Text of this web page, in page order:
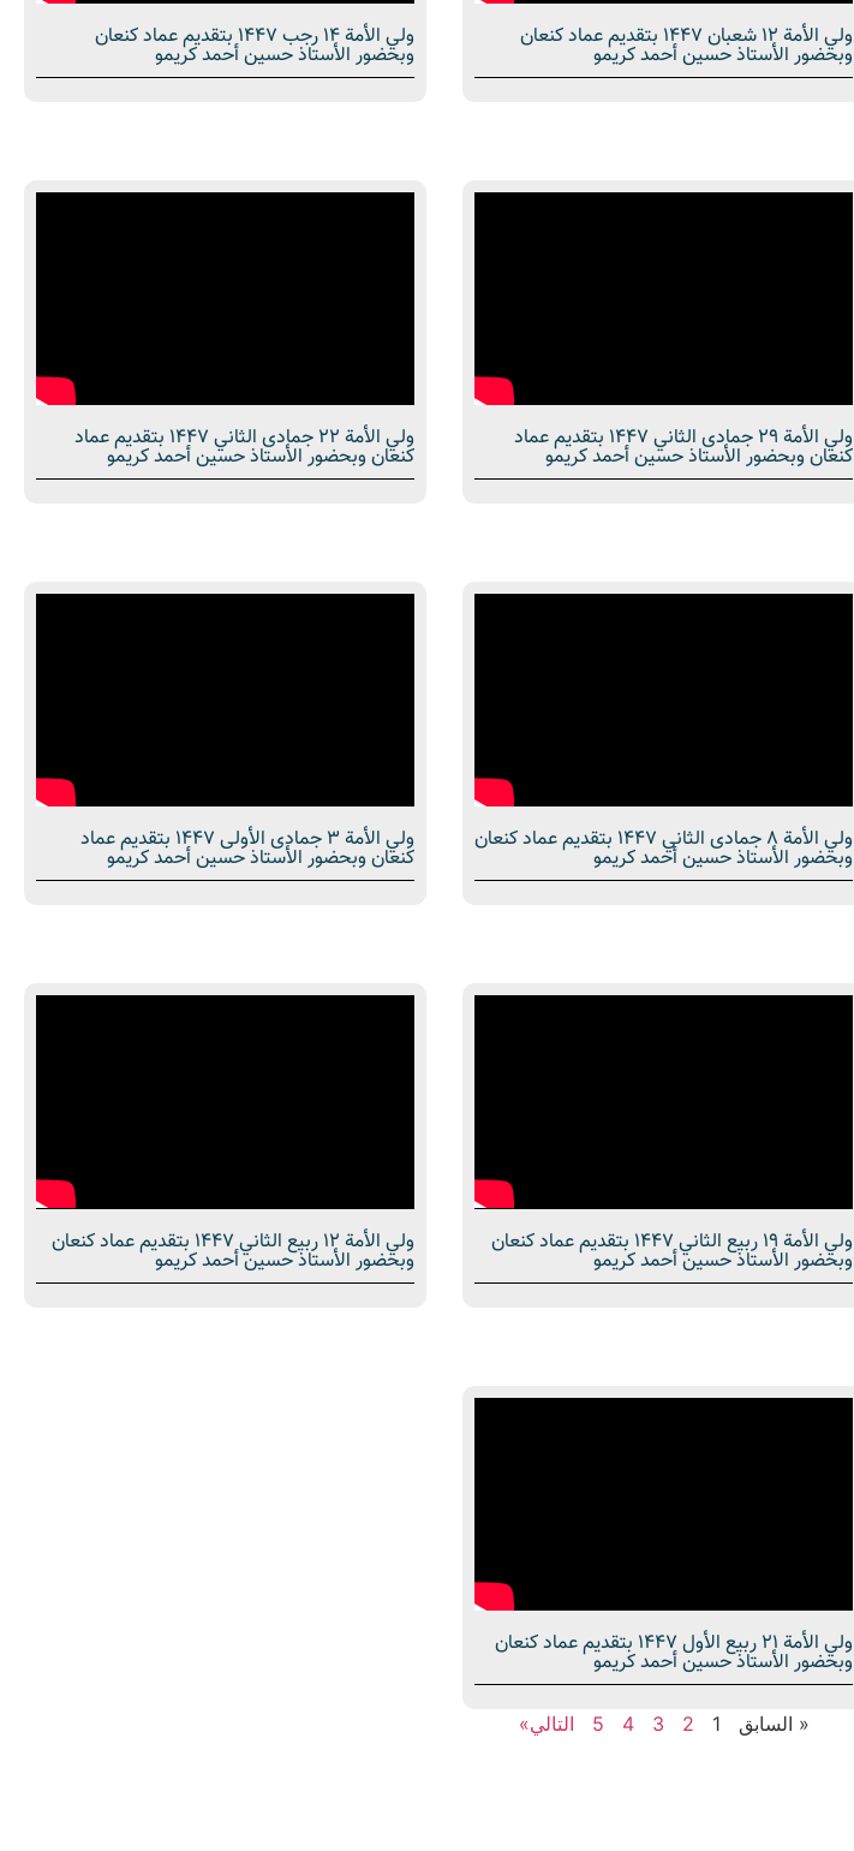
ولي الأمة 12 شعبان 1447 بتقديم عماد كنعان
وبحضور الأستاذ حسين أحمد كريمو
ولي الأمة 14 رجب 1447 بتقديم عماد كنعان
وبحضور الأستاذ حسين أحمد كريمو
ولي الأمة 29 جمادى الثاني 1447 بتقديم عماد
كنعان وبحضور الأستاذ حسين أحمد كريمو
ولي الأمة 22 جمادى الثاني 1447 بتقديم عماد
كنعان وبحضور الأستاذ حسين أحمد كريمو
ولي الأمة 8 جمادى الثاني 1447 بتقديم عماد كنعان
وبحضور الأستاذ حسين أحمد كريمو
ولي الأمة 3 جمادى الأولى 1447 بتقديم عماد
كنعان وبحضور الأستاذ حسين أحمد كريمو
ولي الأمة 19 ربيع الثاني 1447 بتقديم عماد كنعان
وبحضور الأستاذ حسين أحمد كريمو
ولي الأمة 12 ربيع الثاني 1447 بتقديم عماد كنعان
وبحضور الأستاذ حسين أحمد كريمو
ولي الأمة 21 ربيع الأول 1447 بتقديم عماد كنعان
وبحضور الأستاذ حسين أحمد كريمو
« السابق 1
2
3
4
5 التالي»